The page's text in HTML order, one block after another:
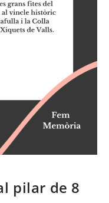
pilar de 8